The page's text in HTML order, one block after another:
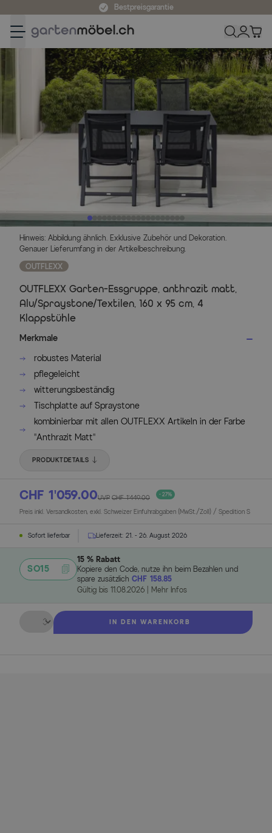
Bestpreisgarantie
Hinweis: Abbildung ähnlich. Exklusive Zubehör und Dekoration.
Genauer Lieferumfang in der Artikelbeschreibung.
OUTFLEXX
OUTFLEXX Garten-Essgruppe, anthrazit matt,
Alu/Spraystone/Textilen, 160 x 95 cm, 4
Klappstühle
Merkmale
robustes Material
pflegeleicht
witterungsbeständig
Tischplatte auf Spraystone
kombinierbar mit allen OUTFLEXX Artikeln in der Farbe
"Anthrazit Matt"
PRODUKTDETAILS
CHF 1’059.00UVP CHF 1’449.00 - 27%
Preis inkl. Versandkosten, exkl. Schweizer Einfuhrabgaben (MwSt./Zoll) / Spedition S
Sofort lieferbar Lieferzeit: 21. - 26. August 2026
SO15
15 % Rabatt
Kopiere den Code, nutze ihn beim Bezahlen und
spare zusätzlich CHF 158.85
Gültig bis 11.08.2026 Mehr Infos
Menge
IN DEN WARENKORB